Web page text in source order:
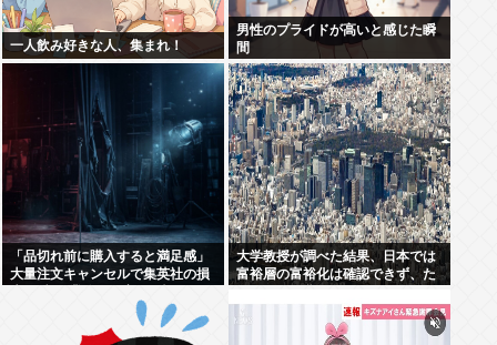
一人飲み好きな人、集まれ！
男性のプライドが高いと感じた瞬
間
「品切れ前に購入すると満足感」
大量注文キャンセルで集英社の損
大学教授が調べた結果、日本では
富裕層の富裕化は確認できず、た